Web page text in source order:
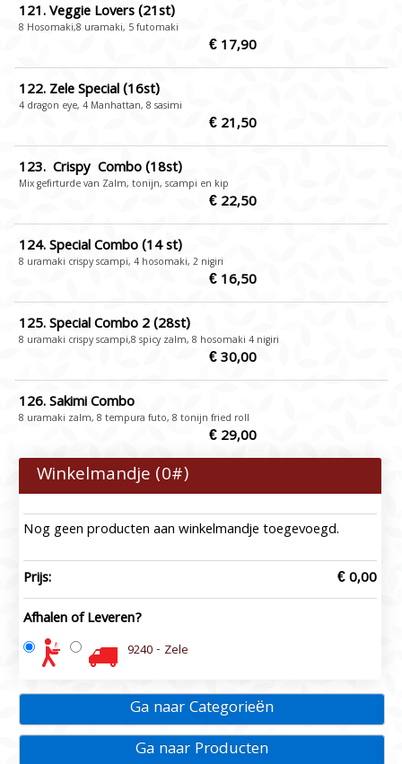
121. Veggie Lovers (21st)
8 Hosomaki,8 uramaki, 5 futomaki
€ 17,90
122. Zele Special (16st)
4 dragon eye, 4 Manhattan, 8 sasimi
€ 21,50
123. Crispy Combo (18st)
Mix gefirturde van Zalm, tonijn, scampi en kip
€ 22,50
124. Special Combo (14 st)
8 uramaki crispy scampi, 4 hosomaki, 2 nigiri
€ 16,50
125. Special Combo 2 (28st)
8 uramaki crispy scampi,8 spicy zalm, 8 hosomaki 4 nigiri
€ 30,00
126. Sakimi Combo
8 uramaki zalm, 8 tempura futo, 8 tonijn fried roll
€ 29,00
Winkelmandje (0#)
Nog geen producten aan winkelmandje toegevoegd.
Prijs:
€ 0,00
Afhalen of Leveren?
9240 - Zele
Ga naar Categorieën
Ga naar Producten